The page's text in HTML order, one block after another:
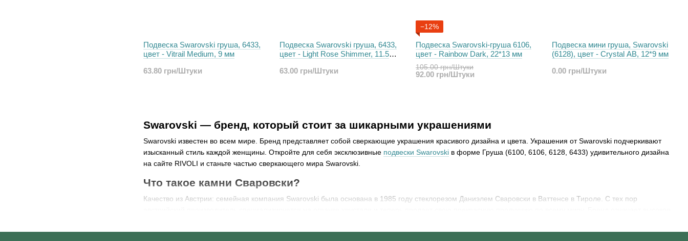
Swarovski — бренд, который стоит за шикарными украшениями
Swarovski известен во всем мире. Бренд представляет собой сверкающие украшения красивого дизайна и цвета. Украшения от Swarovski подчеркивают
изысканный стиль каждой женщины. Откройте для себя эксклюзивные подвески Swarovski в форме Груша (6100, 6106, 6128, 6433) удивительного дизайна
на сайте RIVOLI и станьте частью сверкающего мира Swarovski.
Что такое камни Сваровски?
Качество из Австрии: семейная компания Swarovski была основана в 1985 году стеклорезом Даниэлем Сваровски в Ваттенсе в Тироле. С тех пор
Подвеска Swarovski груша, 6433,
цвет - Vitrail Medium, 9 мм
63.80 грн/Штуки
Подвеска Swarovski груша, 6433,
цвет - Light Rose Shimmer, 11.5
63.00 грн/Штуки
−12%
Подвеска Swarovski-груша 6106,
цвет - Rainbow Dark, 22*13 мм
105.00 грн/Штуки
92.00 грн/Штуки
Подвеска мини груша, Swarovski
(6128), цвет - Сrystal AB, 12*9 мм
0.00 грн/Штуки